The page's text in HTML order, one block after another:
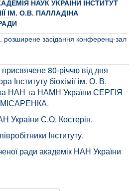
НАУК УКРАЇНИ ІНСТИТУТ
ІМ. О.В. ПАЛЛАДІНА
засідання конференц-зал
80-річчю від дня
Інституту біохімії ім. О. В.
НАН та НАМН України СЕРГІЯ
України С.О. Костерін.
Інституту.
ради академік НАН України